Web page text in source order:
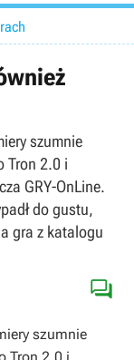
szumnie
Tron 2.0 i
GRY-OnLine.
do gustu,
gra z katalogu

szumnie